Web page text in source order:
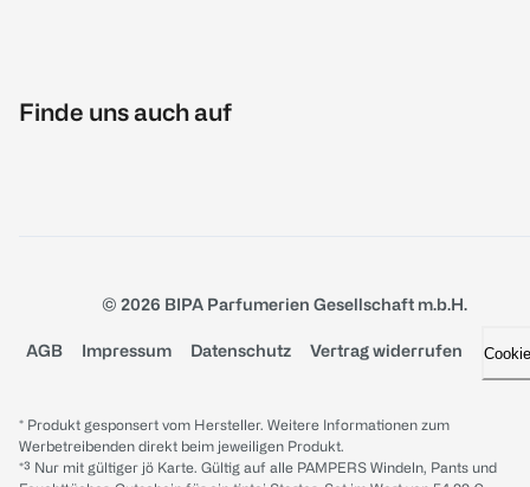
Finde uns auch auf
© 2026 BIPA Parfumerien Gesellschaft m.b.H.
AGB Impressum Datenschutz Vertrag widerrufen
* Produkt gesponsert vom Hersteller. Weitere Informationen zum
Werbetreibenden direkt beim jeweiligen Produkt.
*³ Nur mit gültiger jö Karte. Gültig auf alle PAMPERS Windeln, Pants und